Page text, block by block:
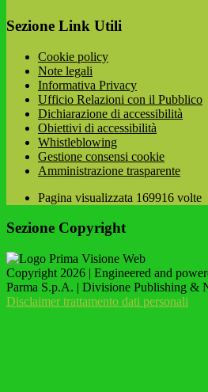
Sezione Link Utili
Cookie policy
Note legali
Informativa Privacy
Ufficio Relazioni con il Pubblico
Dichiarazione di accessibilità
Obiettivi di accessibilità
Whistleblowing
Gestione consensi cookie
Amministrazione trasparente
Pagina visualizzata 169916 volte
Sezione Copyright
Copyright 2026 | Engineered and
Parma S.p.A. | Divisione Publishing &
Disclaimer trattamento dati personali